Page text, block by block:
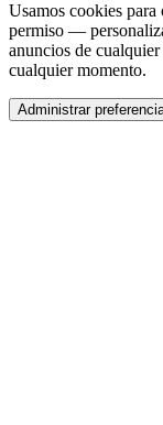
Usamos cookies
permiso —
anuncios de
cualquier momento.
Administrar